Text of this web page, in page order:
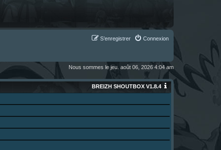
Connexion
S’enregistrer
Nous sommes le jeu. août 06, 2026 4:04 am
BREIZH SHOUTBOX V1.8.4